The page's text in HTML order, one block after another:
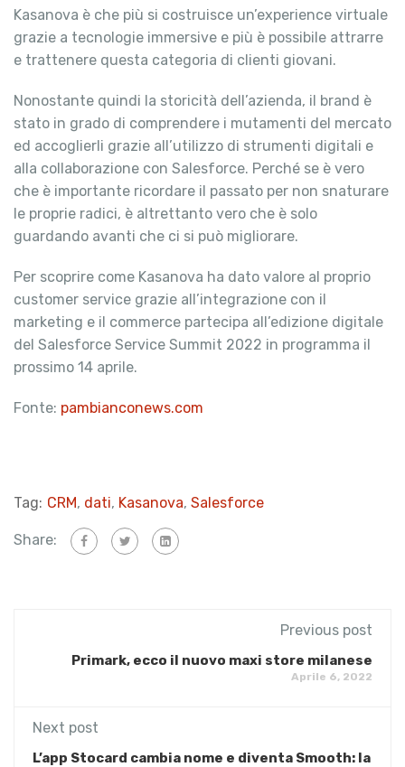
Kasanova è che più si costruisce un’experience virtuale
grazie a tecnologie immersive e più è possibile attrarre
e trattenere questa categoria di clienti giovani.
Nonostante quindi la storicità dell’azienda, il brand è
stato in grado di comprendere i mutamenti del mercato
ed accoglierli grazie all’utilizzo di strumenti digitali e
alla collaborazione con Salesforce. Perché se è vero
che è importante ricordare il passato per non snaturare
le proprie radici, è altrettanto vero che è solo
guardando avanti che ci si può migliorare.
Per scoprire come Kasanova ha dato valore al proprio
customer service grazie all’integrazione con il
marketing e il commerce partecipa all’edizione digitale
del Salesforce Service Summit 2022 in programma il
prossimo 14 aprile.
Fonte: pambianconews.com
Tag: CRM, dati, Kasanova, Salesforce
Share:
Previous post
Primark, ecco il nuovo maxi store milanese
Aprile 6, 2022
Next post
L’app Stocard cambia nome e diventa Smooth: la